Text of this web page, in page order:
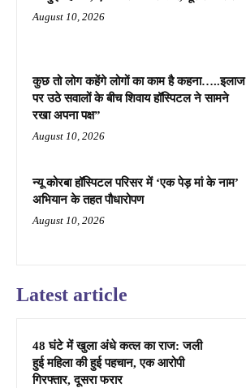
August 10, 2026
कुछ तो लोग कहेंगे लोगों का काम है कहना…..इलाज
पर उठे सवालों के बीच शिवाय हॉस्पिटल ने सामने
रखा अपना पक्ष”
August 10, 2026
न्यू कोरबा हॉस्पिटल परिसर में ‘एक पेड़ मां के नाम’
अभियान के तहत पौधारोपण
August 10, 2026
Latest article
48 घंटे में खुला अंधे कत्ल का राज: जली
हुई महिला की हुई पहचान, एक आरोपी
गिरफ्तार, दूसरा फरार